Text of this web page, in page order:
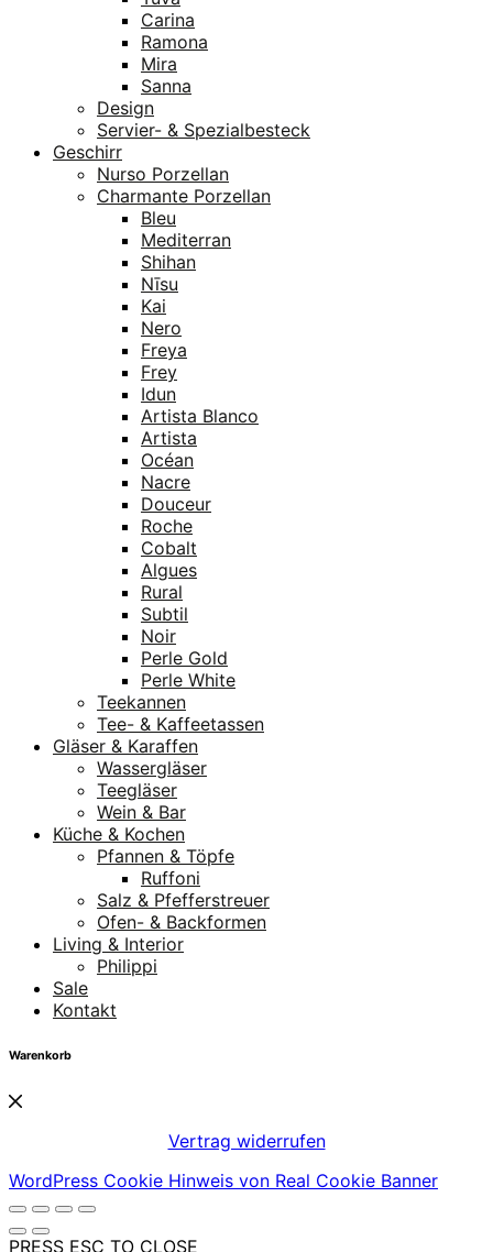
Carina
Ramona
Mira
Sanna
Design
Servier- & Spezialbesteck
Geschirr
Nurso Porzellan
Charmante Porzellan
Bleu
Mediterran
Shihan
Nīsu
Kai
Nero
Freya
Frey
Idun
Artista Blanco
Artista
Océan
Nacre
Douceur
Roche
Cobalt
Algues
Rural
Subtil
Noir
Perle Gold
Perle White
Teekannen
Tee- & Kaffeetassen
Gläser & Karaffen
Wassergläser
Teegläser
Wein & Bar
Küche & Kochen
Pfannen & Töpfe
Ruffoni
Salz & Pfefferstreuer
Ofen- & Backformen
Living & Interior
Philippi
Sale
Kontakt
Warenkorb
Vertrag widerrufen
WordPress Cookie Hinweis von Real Cookie Banner
PRESS ESC TO CLOSE